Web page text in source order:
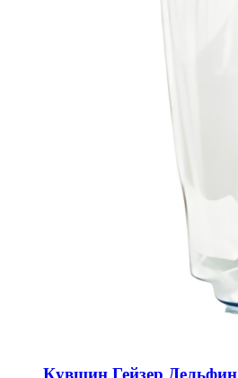
Кувшин Гейзер Дельфин